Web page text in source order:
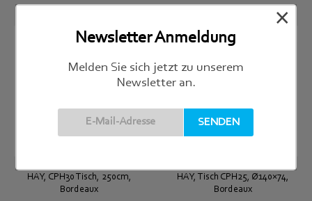
HAY, CPH30 Tisch, 250cm,
Bordeaux
HAY, Tisch CPH25, Ø140×74,
Bordeaux
Newsletter Anmeldung
Melden Sie sich jetzt zu unserem
Newsletter an.
×